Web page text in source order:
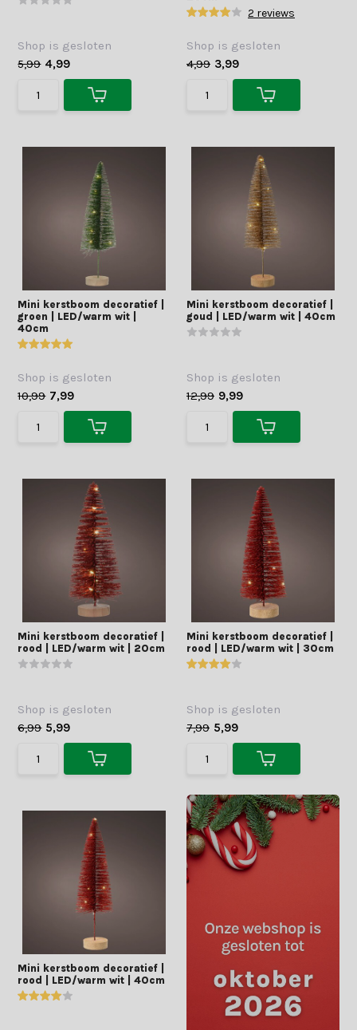
Shop is gesloten
5,99 4,99
2 reviews
Shop is gesloten
4,99 3,99
Mini kerstboom decoratief |
groen | LED/warm wit |
40cm
Shop is gesloten
10,99 7,99
Mini kerstboom decoratief |
goud | LED/warm wit | 40cm
Shop is gesloten
12,99 9,99
Mini kerstboom decoratief |
rood | LED/warm wit | 20cm
Shop is gesloten
6,99 5,99
Mini kerstboom decoratief |
rood | LED/warm wit | 30cm
Shop is gesloten
7,99 5,99
Mini kerstboom decoratief |
rood | LED/warm wit | 40cm